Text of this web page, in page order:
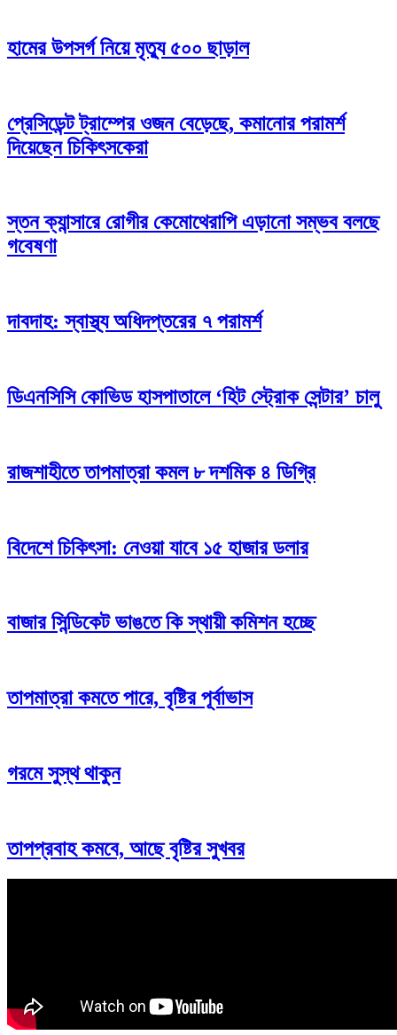
হামের উপসর্গ নিয়ে মৃত্যু ৫০০ ছাড়াল
প্রেসিডেন্ট ট্রাম্পের ওজন বেড়েছে, কমানোর পরামর্শ
দিয়েছেন চিকিৎসকেরা
স্তন ক্যান্সারে রোগীর কেমোথেরাপি এড়ানো সম্ভব বলছে
গবেষণা
দাবদাহ: স্বাস্থ্য অধিদপ্তরের ৭ পরামর্শ
ডিএনসিসি কোভিড হাসপাতালে ‘হিট স্ট্রোক সেন্টার’ চালু
রাজশাহীতে তাপমাত্রা কমল ৮ দশমিক ৪ ডিগ্রি
বিদেশে চিকিৎসা: নেওয়া যাবে ১৫ হাজার ডলার
বাজার সিন্ডিকেট ভাঙতে কি স্থায়ী কমিশন হচ্ছে
তাপমাত্রা কমতে পারে, বৃষ্টির পূর্বাভাস
গরমে সুস্থ থাকুন
তাপপ্রবাহ কমবে, আছে বৃষ্টির সুখবর